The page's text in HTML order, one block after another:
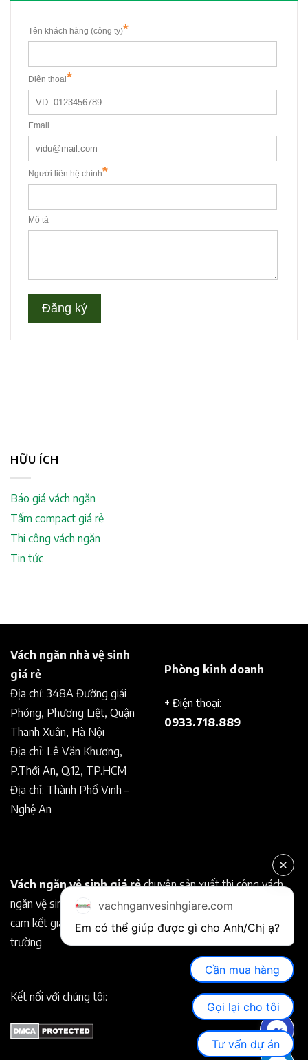
HỮU ÍCH
Báo giá vách ngăn
Tấm compact giá rẻ
Thi công vách ngăn
Tin tức
Vách ngăn nhà vệ sinh
giá rẻ
Địa chỉ: 348A Đường giải
Phóng, Phương Liệt, Quận
Thanh Xuân, Hà Nội
Địa chỉ: Lê Văn Khương,
P.Thới An, Q.12, TP.HCM
Địa chỉ: Thành Phố Vinh –
Nghệ An
Phòng kinh doanh
+ Điện thoại:
0933.718.889
Vách ngăn vệ sinh giá rẻchuyên sản xuất thi công vách
ngăn vệ sinh Compact chất lượng tốt. Chuyên nghiệp, uy tín
cam kết giá rẻ hơn so với các nhà cung cấp khác trên thị
trường
Kết nối với chúng tôi:
vachnganvesinhgiare.com
Cần mua hàng
Gọi lại cho tôi
Tư vấn dự án